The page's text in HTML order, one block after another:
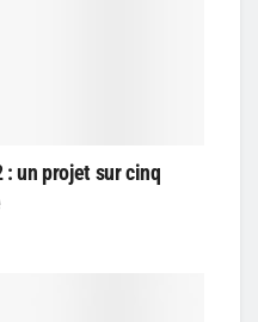
: un projet sur cinq